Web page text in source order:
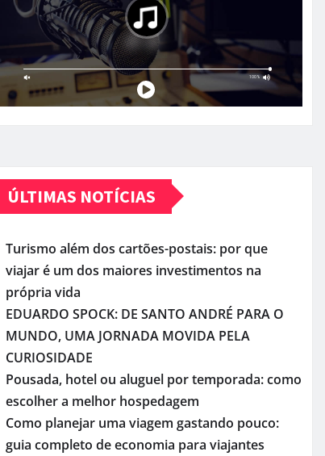
ÚLTIMAS NOTÍCIAS
Turismo além dos cartões-postais: por que
viajar é um dos maiores investimentos na
própria vida
EDUARDO SPOCK: DE SANTO ANDRÉ PARA O
MUNDO, UMA JORNADA MOVIDA PELA
CURIOSIDADE
Pousada, hotel ou aluguel por temporada: como
escolher a melhor hospedagem
Como planejar uma viagem gastando pouco:
guia completo de economia para viajantes